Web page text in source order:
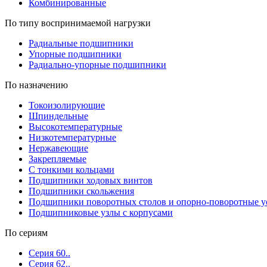
Комбинированные
По типу воспринимаемой нагрузки
Радиальные подшипники
Упорные подшипники
Радиально-упорные подшипники
По назначению
Токоизолирующие
Шпиндельные
Высокотемпературные
Низкотемпературные
Нержавеющие
Закрепляемые
С тонкими кольцами
Подшипники ходовых винтов
Подшипники скольжения
Подшипники поворотных столов и опорно-поворотные
Подшипниковые узлы с корпусами
По сериям
Серия 60..
Серия 62..